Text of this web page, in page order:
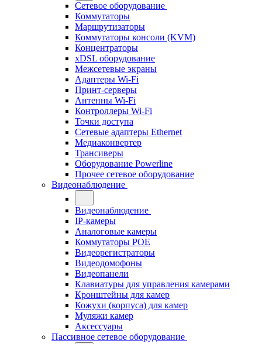
Сетевое оборудование
Коммутаторы
Маршрутизаторы
Коммутаторы консоли (KVM)
Концентраторы
xDSL оборудование
Межсетевые экраны
Адаптеры Wi-Fi
Принт-серверы
Антенны Wi-Fi
Контроллеры Wi-Fi
Точки доступа
Сетевые адаптеры Ethernet
Медиаконвертер
Трансиверы
Оборудование Powerline
Прочее сетевое оборудование
Видеонаблюдение
Видеонаблюдение
IP-камеры
Аналоговые камеры
Коммутаторы POE
Видеорегистраторы
Видеодомофоны
Видеопанели
Клавиатуры для управления камерами
Кронштейны для камер
Кожухи (корпуса) для камер
Муляжи камер
Аксессуары
Пассивное сетевое оборудование